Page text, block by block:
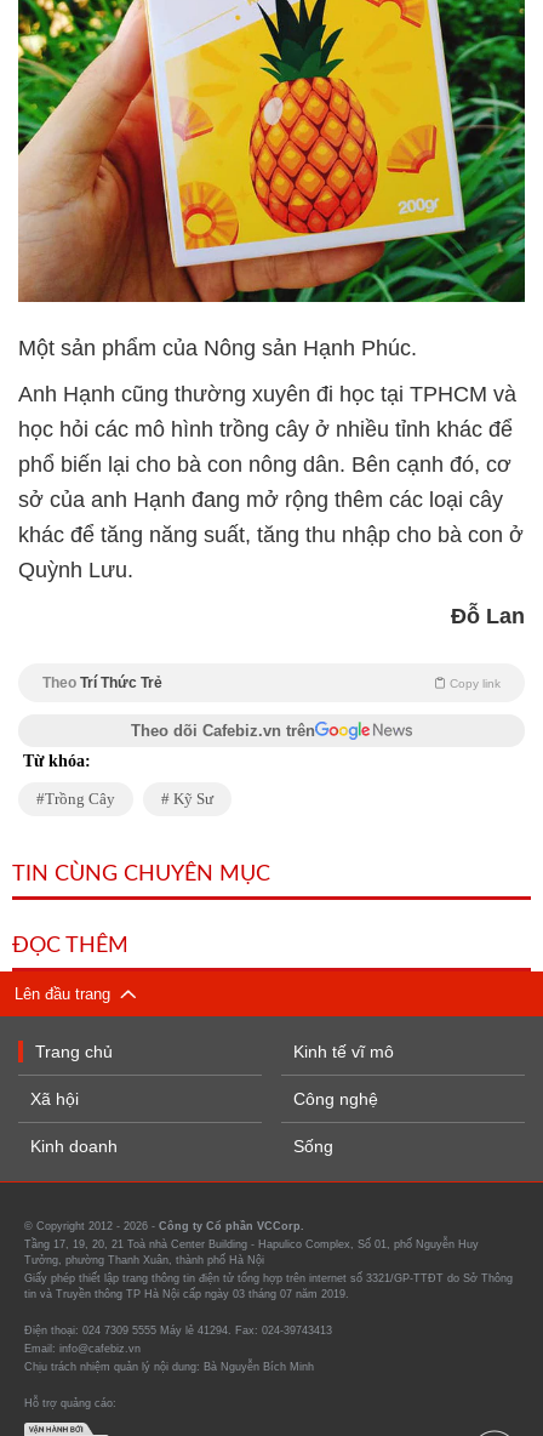
Một sản phẩm của Nông sản Hạnh Phúc.
Anh Hạnh cũng thường xuyên đi học tại TPHCM và
học hỏi các mô hình trồng cây ở nhiều tỉnh khác để
phổ biến lại cho bà con nông dân. Bên cạnh đó, cơ
sở của anh Hạnh đang mở rộng thêm các loại cây
khác để tăng năng suất, tăng thu nhập cho bà con ở
Quỳnh Lưu.
Đỗ Lan
Theo Trí Thức Trẻ Copy link
Theo dõi Cafebiz.vn trên
Từ khóa:
Trồng Cây Kỹ Sư
TIN CÙNG CHUYÊN MỤC
ĐỌC THÊM
Lên đầu trang
Trang chủ
Xã hội
Kinh doanh
Kinh tế vĩ mô
Công nghệ
Sống
© Copyright 2012 - 2026 - Công ty Cổ phần VCCorp.
Tầng 17, 19, 20, 21 Toà nhà Center Building - Hapulico Complex, Số 01, phố Nguyễn Huy
Tưởng, phường Thanh Xuân, thành phố Hà Nội
Giấy phép thiết lập trang thông tin điện tử tổng hợp trên internet số 3321/GP-TTĐT do Sở Thông
tin và Truyền thông TP Hà Nội cấp ngày 03 tháng 07 năm 2019.
Điện thoại: 024 7309 5555 Máy lẻ 41294. Fax: 024-39743413
Email: info@cafebiz.vn
Chịu trách nhiệm quản lý nội dung: Bà Nguyễn Bích Minh
Hỗ trợ quảng cáo: